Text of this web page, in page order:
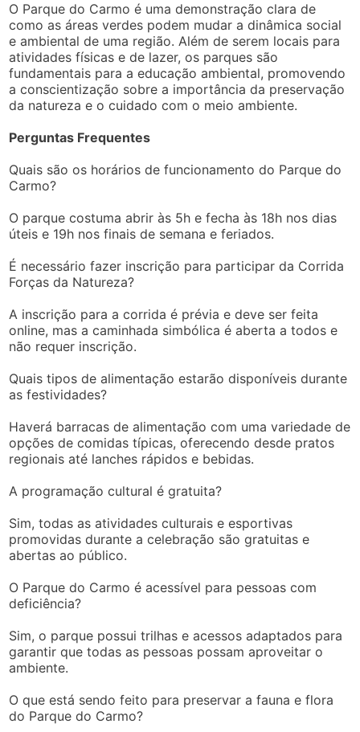
O Parque do Carmo é uma demonstração clara de
como as áreas verdes podem mudar a dinâmica social
e ambiental de uma região. Além de serem locais para
atividades físicas e de lazer, os parques são
fundamentais para a educação ambiental, promovendo
a conscientização sobre a importância da preservação
da natureza e o cuidado com o meio ambiente.
Perguntas Frequentes
Quais são os horários de funcionamento do Parque do
Carmo?
O parque costuma abrir às 5h e fecha às 18h nos dias
úteis e 19h nos finais de semana e feriados.
É necessário fazer inscrição para participar da Corrida
Forças da Natureza?
A inscrição para a corrida é prévia e deve ser feita
online, mas a caminhada simbólica é aberta a todos e
não requer inscrição.
Quais tipos de alimentação estarão disponíveis durante
as festividades?
Haverá barracas de alimentação com uma variedade de
opções de comidas típicas, oferecendo desde pratos
regionais até lanches rápidos e bebidas.
A programação cultural é gratuita?
Sim, todas as atividades culturais e esportivas
promovidas durante a celebração são gratuitas e
abertas ao público.
O Parque do Carmo é acessível para pessoas com
deficiência?
Sim, o parque possui trilhas e acessos adaptados para
garantir que todas as pessoas possam aproveitar o
ambiente.
O que está sendo feito para preservar a fauna e flora
do Parque do Carmo?